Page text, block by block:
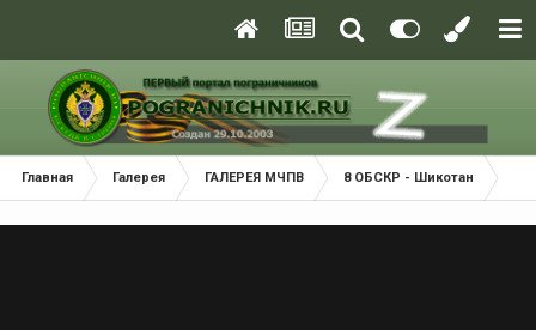
Главная Галерея ГАЛЕРЕЯ МЧПВ 8 ОБСКР - Шикотан